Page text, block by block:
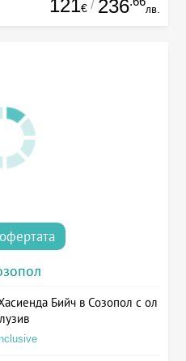
121€ / 236 лв.
Бийч в Созопол с ол